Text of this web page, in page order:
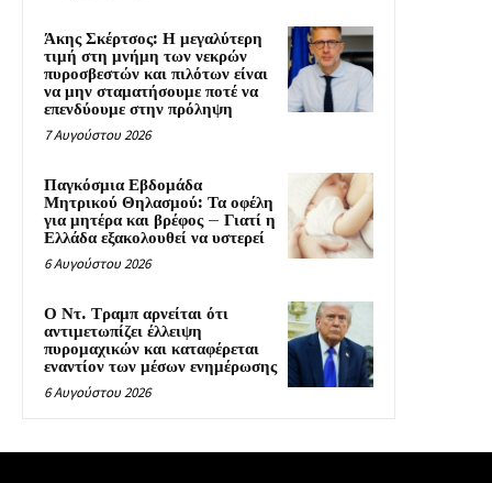
Άκης Σκέρτσος: Η μεγαλύτερη
τιμή στη μνήμη των νεκρών
πυροσβεστών και πιλότων είναι
να μην σταματήσουμε ποτέ να
επενδύουμε στην πρόληψη
7 Αυγούστου 2026
Παγκόσμια Εβδομάδα
Μητρικού Θηλασμού: Τα οφέλη
για μητέρα και βρέφος – Γιατί η
Ελλάδα εξακολουθεί να υστερεί
6 Αυγούστου 2026
Ο Ντ. Τραμπ αρνείται ότι
αντιμετωπίζει έλλειψη
πυρομαχικών και καταφέρεται
εναντίον των μέσων ενημέρωσης
6 Αυγούστου 2026